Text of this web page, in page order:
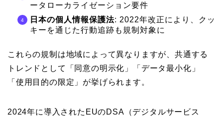
ータローカライゼーション要件
日本の個人情報保護法: 2022年改正により、クッ
キーを通じた行動追跡も規制対象に
これらの規制は地域によって異なりますが、共通する
トレンドとして「同意の明示化」「データ最小化」
「使用目的の限定」が挙げられます。
2024年に導入されたEUのDSA（デジタルサービス